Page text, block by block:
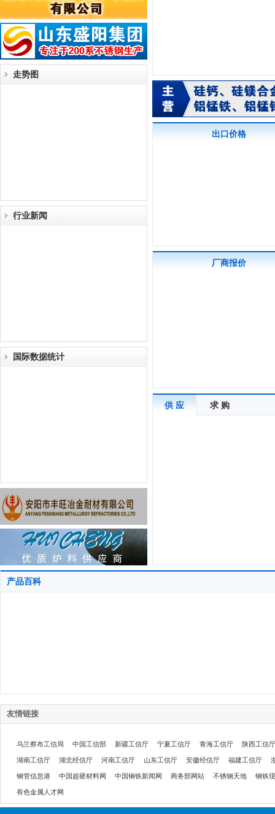
走势图
行业新闻
国际数据统计
出口价格
厂商报价
供 应 求 购
产品百科
友情链接
乌兰察布工信局 中国工信部 新疆工信厅 宁夏工信厅 青海工信厅 陕西工信厅
湖南工信厅 湖北经信厅 河南工信厅 山东工信厅 安徽经信厅 福建工信厅
钢管信息港 中国超硬材料网 中国钢铁新闻网 商务部网站 不锈钢天地 钢铁
有色金属人才网